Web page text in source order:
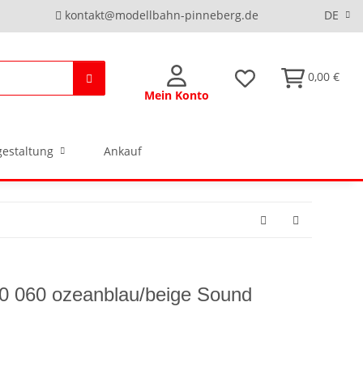
DE
kontakt@modellbahn-pinneberg.de
Mein Konto
0,00 €
Ankauf
060 ozeanblau/beige Sound